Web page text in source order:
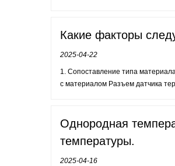
Какие факторы
2025-04-22
1. Сопоставление типа
с материалом Разъем датчика
Однородная
температуры.
2025-04-16